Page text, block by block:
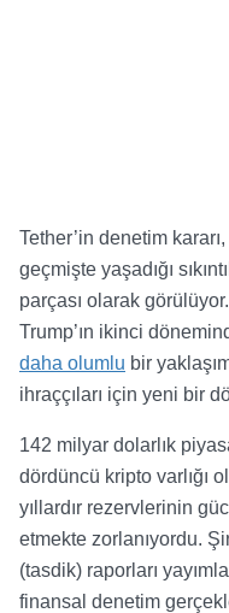
Tether’in denetim
geçmişte yaşadığı
parçası olarak
Trump’ın ikinci
daha olumlu bir
ihraççıları için yeni bir
142 milyar dolarlık
dördüncü kripto varlığı
yıllardır rezervlerinin
etmekte zorlanıyordu.
(tasdik) raporları
finansal denetim